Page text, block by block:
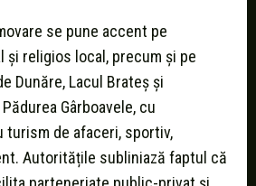
se pune accent pe
și religios local, precum și pe
Dunăre, Lacul Brateș și
Gârboavele, cu
de afaceri, sportiv,
Autoritățile subliniază faptul că